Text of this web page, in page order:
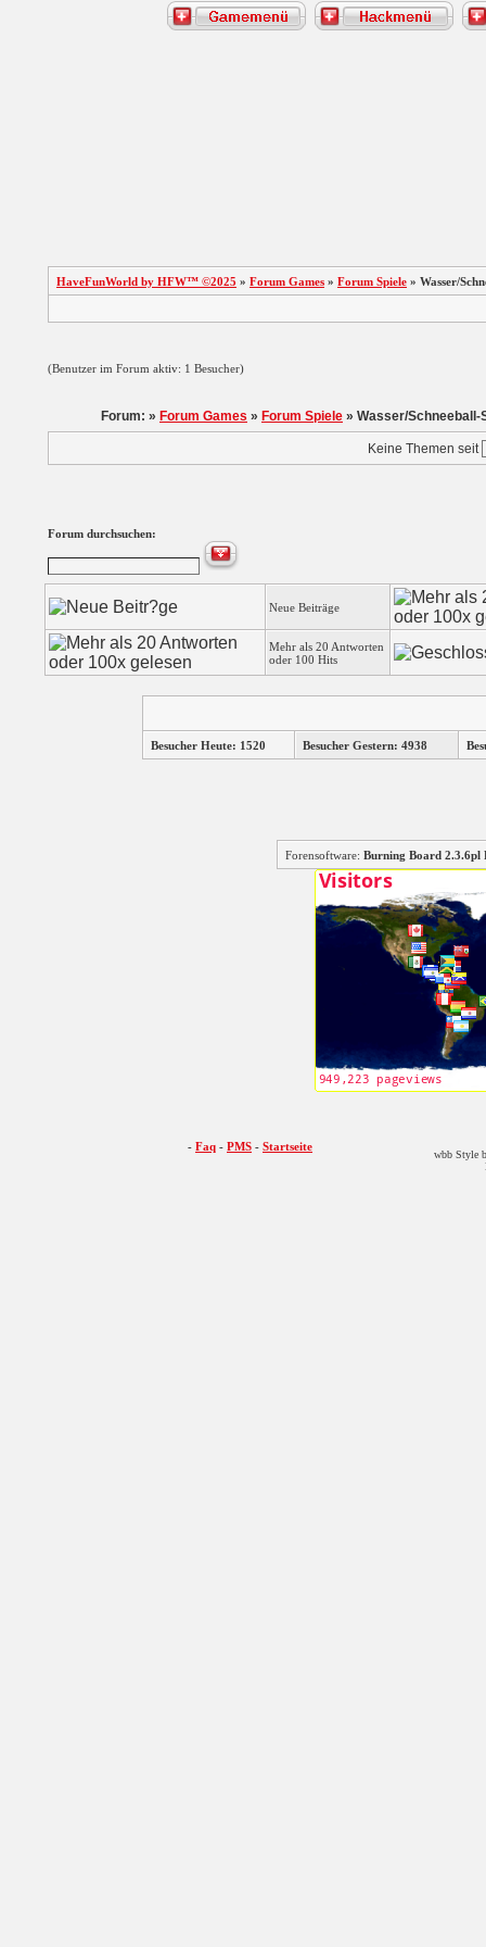
HaveFunWorld by HFW™ ©2025 » Forum Games » Forum Spiele » Wasser/
(Benutzer im Forum aktiv: 1 Besucher)
Forum: » Forum Games » Forum Spiele » Wasser/Schneeball-
Keine Themen seit
Forum durchsuchen:
Neue Beiträge
Mehr als 20 Antworten
oder 100 Hits
Besucher Heute: 1520 Besucher Gestern: 4938
Forensoftware: Burning Board
- Faq - PMS - Startseite
wbb Style